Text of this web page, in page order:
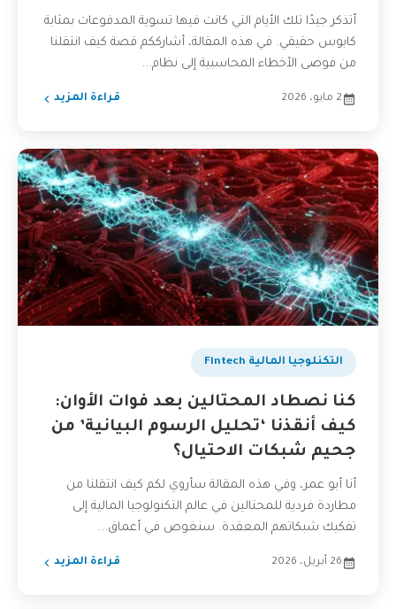
أتذكر جيدًا تلك الأيام التي كانت فيها تسوية المدفوعات بمثابة
كابوس حقيقي. في هذه المقالة، أشارككم قصة كيف انتقلنا
من فوضى الأخطاء المحاسبية إلى نظام...
2 مايو، 2026 قراءة المزيد
التكنلوجيا المالية Fintech
كنا نصطاد المحتالين بعد فوات الأوان:
كيف أنقذنا ‘تحليل الرسوم البيانية’ من
جحيم شبكات الاحتيال؟
أنا أبو عمر، وفي هذه المقالة سأروي لكم كيف انتقلنا من
مطاردة فردية للمحتالين في عالم التكنولوجيا المالية إلى
تفكيك شبكاتهم المعقدة. سنغوص في أعماق...
26 أبريل، 2026 قراءة المزيد